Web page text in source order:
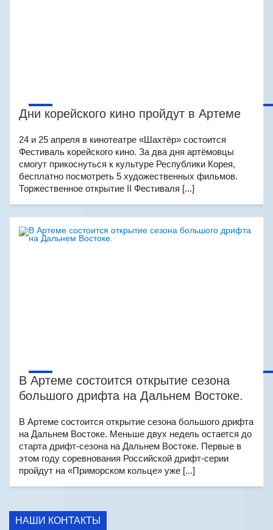
Дни корейского кино пройдут в Артеме
24 и 25 апреля в кинотеатре «Шахтёр» состоится
Фестиваль корейского кино. За два дня артёмовцы
смогут прикоснуться к культуре Республики Корея,
бесплатно посмотреть 5 художественных фильмов.
Торжественное открытие II Фестиваля [...]
В Артеме состоится открытие сезона
большого дрифта на Дальнем Востоке.
В Артеме состоится открытие сезона большого дрифта
на Дальнем Востоке. Меньше двух недель остается до
старта дрифт-сезона на Дальнем Востоке. Первые в
этом году соревнования Российской дрифт-серии
пройдут на «Приморском кольце» уже [...]
НАШИ КОНТАКТЫ